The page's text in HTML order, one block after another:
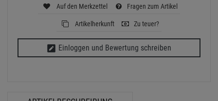
Auf den Merkzettel Fragen zum Artikel
Artikelherkunft Zu teuer?
Einloggen und Bewertung schreiben